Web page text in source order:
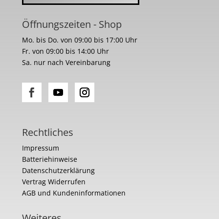
Öffnungszeiten - Shop
Mo. bis Do. von 09:00 bis 17:00 Uhr
Fr. von 09:00 bis 14:00 Uhr
Sa. nur nach Vereinbarung
Rechtliches
Impressum
Batteriehinweise
Datenschutzerklärung
Vertrag Widerrufen
AGB und Kundeninformationen